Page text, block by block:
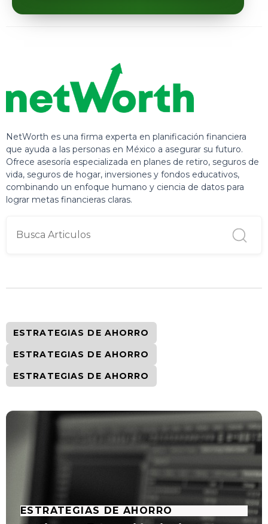
NetWorth es una firma experta en planificación financiera
que ayuda a las personas en México a asegurar su futuro.
Ofrece asesoría especializada en planes de retiro, seguros de
vida, seguros de hogar, inversiones y fondos educativos,
combinando un enfoque humano y ciencia de datos para
lograr metas financieras claras.
ESTRATEGIAS DE AHORRO
ESTRATEGIAS DE AHORRO
ESTRATEGIAS DE AHORRO
ESTRATEGIAS DE AHORRO